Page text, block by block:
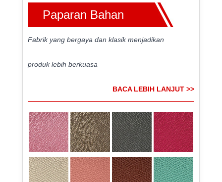
Paparan Bahan
Fabrik yang bergaya dan klasik menjadikan
produk lebih berkuasa
BACA LEBIH LANJUT >>